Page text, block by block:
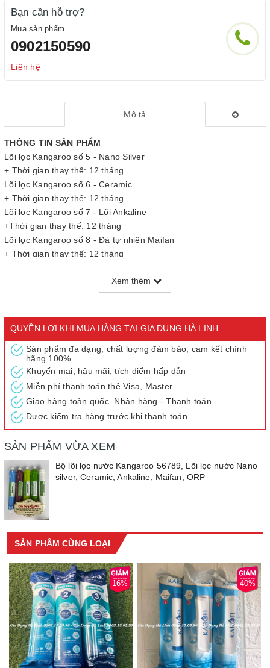
Bạn cần hỗ trợ?
Mua sản phẩm
0902150590
Liên hệ
Mô tả
THÔNG TIN SẢN PHẨM
Lõi lọc Kangaroo số 5 - Nano Silver
+ Thời gian thay thế: 12 tháng
Lõi lọc Kangaroo số 6 - Ceramic
+ Thời gian thay thế: 12 tháng
Lõi lọc Kangaroo số 7 - Lõi Ankaline
+Thời gian thay thế: 12 tháng
Lõi lọc Kangaroo số 8 - Đá tự nhiên Maifan
+ Thời gian thay thế: 12 tháng
Lõi lọc Kangaroo số 9 - Lõi ORP
+ Thời gian thay thế: 12 tháng
CHỨC NĂNG LÕI LỌC:
Xem thêm
QUYỀN LỢI KHI MUA HÀNG TẠI GIA DỤNG HÀ LINH
Sản phẩm đa dạng, chất lượng đảm bảo, cam kết chính
hãng 100%
Khuyến mại, hậu mãi, tích điểm hấp dẫn
Miễn phí thanh toán thẻ Visa, Master....
Giao hàng toàn quốc. Nhận hàng - Thanh toán
Được kiểm tra hàng trước khi thanh toán
SẢN PHẨM VỪA XEM
Bộ lõi lọc nước Kangaroo 56789, Lõi lọc nước Nano
silver, Ceramic, Ankaline, Maifan, ORP
SẢN PHẨM CÙNG LOẠI
16% 40%